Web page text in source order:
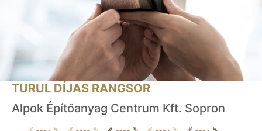
TURUL DÍJAS RANGSOR
Alpok Építőanyag Centrum Kft. Sopron